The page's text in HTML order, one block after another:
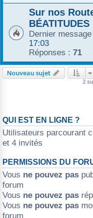
Sur nos
BÉATITUDES
Dernier
17:03
Réponses : 71
Nouveau sujet
2
QUI EST EN LIGNE ?
Utilisateurs parcourant
et 4 invités
PERMISSIONS DU
Vous ne pouvez pas
forum
Vous ne pouvez pas
Vous ne pouvez pas
forum